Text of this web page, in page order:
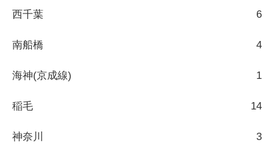
西千葉 6
南船橋 4
海神(京成線) 1
稲毛 14
神奈川 3